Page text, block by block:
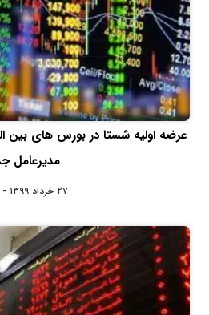
عرضه اولیه شستا در بورس های بین
مدیرعامل
۲۷ خرداد ۱۳۹۹ - ۱۲:۳۴